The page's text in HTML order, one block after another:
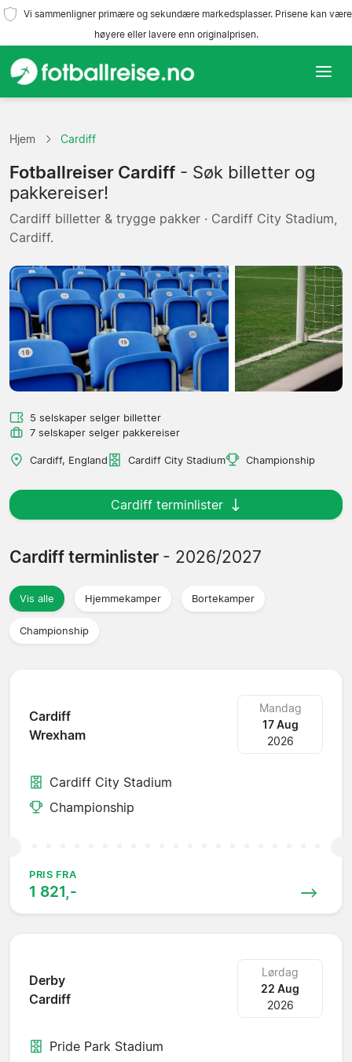
Vi sammenligner primære og sekundære markedsplasser. Prisene kan være
høyere eller lavere enn originalprisen.
Lag
Ligaer
Reisebyråer
Hjem Cardiff
Fotballreiser Cardiff - Søk billetter og
pakkereiser!
Cardiff billetter & trygge pakker · Cardiff City Stadium,
Cardiff.
5 selskaper selger billetter
7 selskaper selger pakkereiser
Cardiff, England Cardiff City Stadium Championship
Cardiff terminlister
Cardiff terminlister - 2026/2027
Vis alle Hjemmekamper Bortekamper
Championship
Cardiff
Wrexham
Mandag
17 Aug
2026
Cardiff City Stadium
Championship
PRIS FRA
1 821,-
Derby
Cardiff
Lørdag
22 Aug
2026
Pride Park Stadium